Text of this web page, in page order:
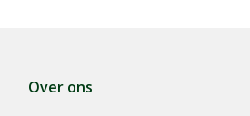
Over ons